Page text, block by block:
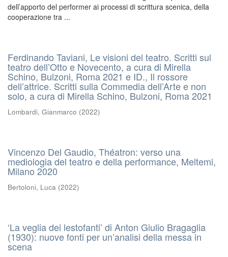
dell’apporto del performer ai processi di scrittura scenica, della
cooperazione tra ...
Ferdinando Taviani, Le visioni del teatro. Scritti sul
teatro dell’Otto e Novecento, a cura di Mirella
Schino, Bulzoni, Roma 2021 e ID., Il rossore
dell’attrice. Scritti sulla Commedia dell’Arte e non
solo, a cura di Mirella Schino, Bulzoni, Roma 2021
Lombardi, Gianmarco (2022)
Vincenzo Del Gaudio, Théatron: verso una
mediologia del teatro e della performance, Meltemi,
Milano 2020
Bertoloni, Luca (2022)
‘La veglia dei lestofanti’ di Anton Giulio Bragaglia
(1930): nuove fonti per un’analisi della messa in
scena